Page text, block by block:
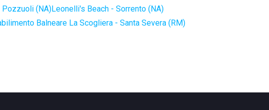
Pozzuoli (NA)Leonelli's Beach - Sorrento (NA)
Balneare La Scogliera - Santa Severa (RM)